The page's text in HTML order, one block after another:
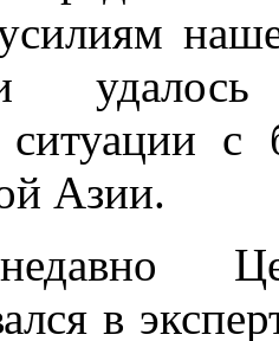
ситуации с
Азии.
в